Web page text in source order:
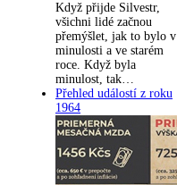
Když přijde Silvestr,
všichni lidé začnou
přemýšlet, jak to bylo v
minulosti a ve starém
roce. Když byla
minulost, tak…
Přehled událostí z roku
1964